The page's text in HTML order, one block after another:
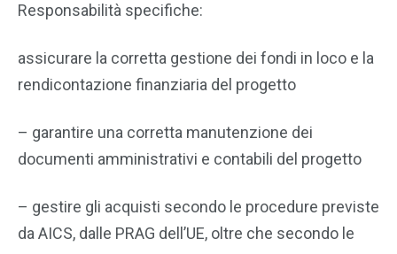
Responsabilità specifiche:
assicurare la corretta gestione dei fondi in loco e la
rendicontazione finanziaria del progetto
– garantire una corretta manutenzione dei
documenti amministrativi e contabili del progetto
– gestire gli acquisti secondo le procedure previste
da AICS, dalle PRAG dell’UE, oltre che secondo le